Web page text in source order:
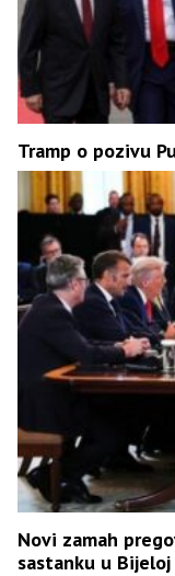
Tramp o pozivu
Novi zamah
sastanku u Bijeloj